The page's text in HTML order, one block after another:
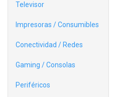
Televisor
Impresoras / Consumibles
Conectividad / Redes
Gaming / Consolas
Periféricos